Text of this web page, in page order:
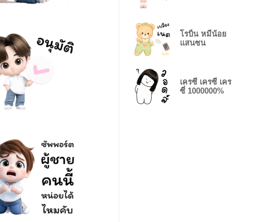
โรบิ้น หมีน้อย
แสนซน
เครซี่ เครซี่ เคร
ซี่ 1000000%